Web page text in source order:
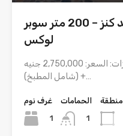
روف للبيع في كمبوند كنز – 200 متر سوبر
لوكس
الكود: 8007 المواصفات: المميزات: السعر: 2,750,000 جنيه
(شامل المطبخ) +…
غرف نوم
1
الحمامات
1
منطقة